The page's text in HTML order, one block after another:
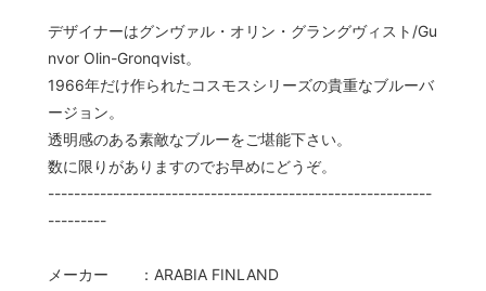
デザイナーはグンヴァル・オリン・グラングヴィスト/Gu
nvor Olin-Gronqvist。
1966年だけ作られたコスモスシリーズの貴重なブルーバ
ージョン。
透明感のある素敵なブルーをご堪能下さい。
数に限りがありますのでお早めにどうぞ。
-----------------------------------------------------------
---------
メーカー ：ARABIA FINLAND